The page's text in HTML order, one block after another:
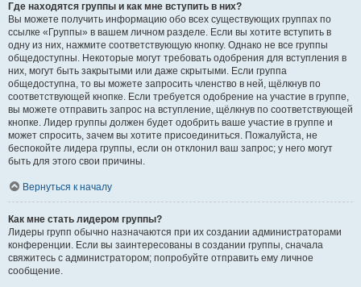
Где находятся группы и как мне вступить в них?
Вы можете получить информацию обо всех существующих группах по
ссылке «Группы» в вашем личном разделе. Если вы хотите вступить в
одну из них, нажмите соответствующую кнопку. Однако не все группы
общедоступны. Некоторые могут требовать одобрения для вступления в
них, могут быть закрытыми или даже скрытыми. Если группа
общедоступна, то вы можете запросить членство в ней, щёлкнув по
соответствующей кнопке. Если требуется одобрение на участие в группе,
вы можете отправить запрос на вступление, щёлкнув по соответствующей
кнопке. Лидер группы должен будет одобрить ваше участие в группе и
может спросить, зачем вы хотите присоединиться. Пожалуйста, не
беспокойте лидера группы, если он отклонил ваш запрос; у него могут
быть для этого свои причины.
Вернуться к началу
Как мне стать лидером группы?
Лидеры групп обычно назначаются при их создании администраторами
конференции. Если вы заинтересованы в создании группы, сначала
свяжитесь с администратором; попробуйте отправить ему личное
сообщение.